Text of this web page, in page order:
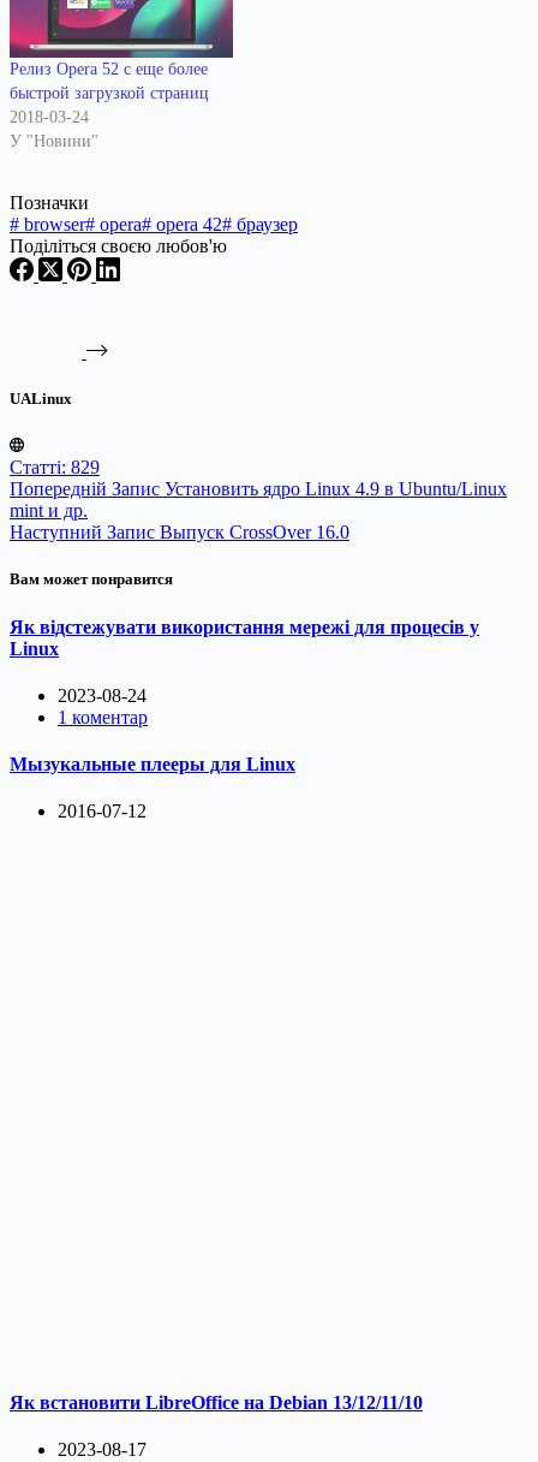
Релиз Opera 52 с еще более
быстрой загрузкой страниц
2018-03-24
У "Новини"
Позначки
# browser# opera# opera 42# браузер
Поділіться своєю любов'ю
UALinux
Статті: 829
Попередній Запис Установить ядро Linux 4.9 в Ubuntu/Linux
mint и др.
Наступний Запис Выпуск CrossOver 16.0
Вам может понравится
Як відстежувати використання мережі для процесів у
Linux
2023-08-24
1 коментар
Мызукальные плееры для Linux
2016-07-12
Як встановити LibreOffice на Debian 13/12/11/10
2023-08-17